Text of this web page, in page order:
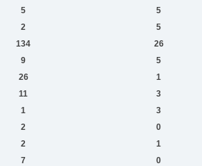
5
5
2
5
134
26
9
5
26
1
11
3
1
3
2
0
2
1
7
0